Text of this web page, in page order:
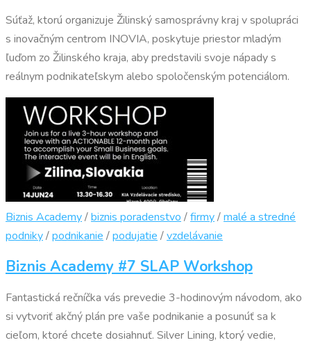
Súťaž, ktorú organizuje Žilinský samosprávny kraj v spolupráci
s inovačným centrom INOVIA, poskytuje priestor mladým
ľuďom zo Žilinského kraja, aby predstavili svoje nápady s
reálnym podnikateľskym alebo spoločenským potenciálom.
Biznis Academy/biznis poradenstvo /firmy/malé a stredné
podniky/podnikanie /podujatie /vzdelávanie
Biznis Academy #7 SLAP Workshop
Fantastická rečníčka vás prevedie 3-hodinovým návodom, ako
si vytvoriť akčný plán pre vaše podnikanie a posunúť sa k
cieľom, ktoré chcete dosiahnuť. Silver Lining, ktorý vedie,